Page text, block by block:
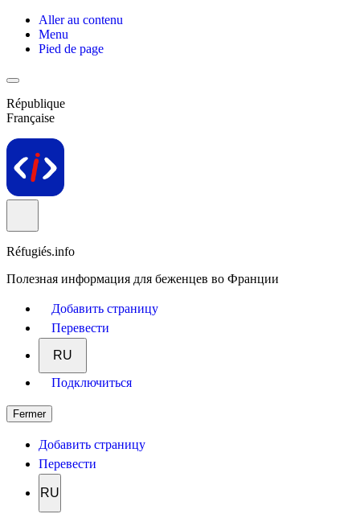
Aller au contenu
Menu
Pied de page
République
Française
Réfugiés.info
Полезная информация для беженцев во Франции
Добавить страницу
Перевести
RU
Подключиться
Fermer
Добавить страницу
Перевести
RU